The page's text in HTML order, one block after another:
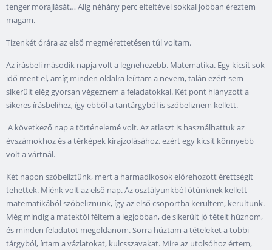
tenger morajlását… Alig néhány perc elteltével sokkal jobban éreztem
magam.
Tizenkét órára az első megmérettetésen túl voltam.
Az írásbeli második napja volt a legnehezebb. Matematika. Egy kicsit sok
idő ment el, amíg minden oldalra leírtam a nevem, talán ezért sem
sikerült elég gyorsan végeznem a feladatokkal. Két pont hiányzott a
sikeres írásbelihez, így ebből a tantárgyból is szóbeliznem kellett.
A következő nap a történelemé volt. Az atlaszt is használhattuk az
évszámokhoz és a térképek kirajzolásához, ezért egy kicsit könnyebb
volt a vártnál.
Két napon szóbeliztünk, mert a harmadikosok előrehozott érettségit
tehettek. Miénk volt az első nap. Az osztályunkból ötünknek kellett
matematikából szóbeliznünk, így az első csoportba kerültem, kerültünk.
Még mindig a matektól féltem a legjobban, de sikerült jó tételt húznom,
és minden feladatot megoldanom. Sorra húztam a tételeket a többi
tárgyból, írtam a vázlatokat, kulcsszavakat. Mire az utolsóhoz értem,